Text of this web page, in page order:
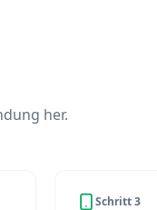
her.
Schritt 3